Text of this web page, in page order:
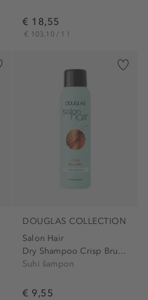
€ 18,55
€ 103,10 / 1 l
DOUGLAS COLLECTION
Salon Hair
Dry Shampoo Crisp Brunette
Suhi šampon
€ 9,55